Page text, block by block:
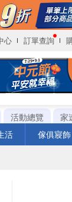
心 訂單查詢
活動總覽 家
活 傢俱寢飾